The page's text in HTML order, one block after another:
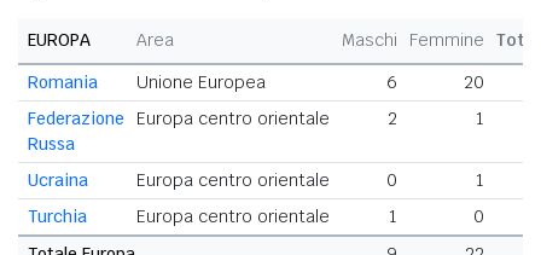
EUROPA Area Maschi Femmine
Romania
Unione Europea 6 20
Federazione
Russa
Europa centro orientale 2 1
Ucraina Europa centro orientale 0
1
Turchia
Europa centro orientale 1
0